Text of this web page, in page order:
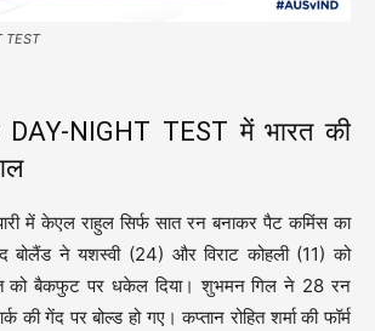
TEST
NIGHT TEST में भारत की
में केएल राहुल सिर्फ सात रन बनाकर पैट कमिंस का
बोलैंड ने यशस्वी (24) और विराट कोहली (11) को
को बैकफुट पर धकेल दिया। शुभमन गिल ने 28 रन
की गेंद पर बोल्ड हो गए। कप्तान रोहित शर्मा की फॉर्म